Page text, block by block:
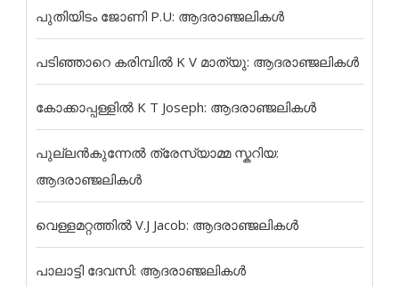
പുതിയിടം ജോണി P.U: ആദരാഞ്ജലികൾ
പടിഞ്ഞാറെ കരിമ്പിൽ K V മാത്യു: ആദരാഞ്ജലികൾ
കോക്കാപ്പള്ളിൽ K T Joseph: ആദരാഞ്ജലികൾ
പുല്ലൻകുന്നേൽ ത്രേസ്യാമ്മ സ്കറിയ:
ആദരാഞ്ജലികൾ
വെള്ളമറ്റത്തിൽ V.J Jacob: ആദരാഞ്ജലികൾ
പാലാട്ടി ദേവസി: ആദരാഞ്ജലികൾ